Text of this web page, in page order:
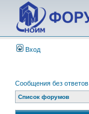
Вход
Сообщения без ответов
Список форумов